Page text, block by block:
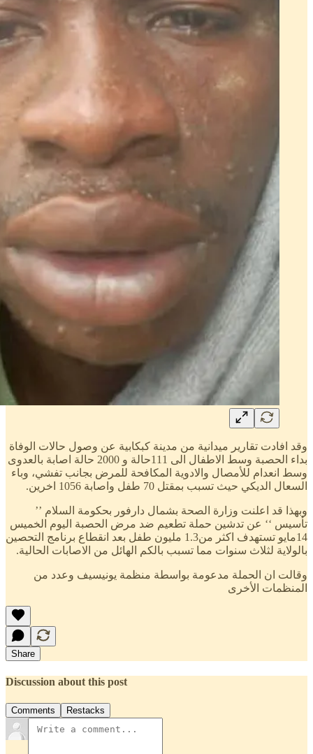
وقد افادت تقارير ميدانية من مدينة كبكابية عن وصول حالات الوفاة
بداء الحصبة وسط الاطفال الى 111حالة و 2000 حالة اصابة بالعدوى
وسط انعدام للأمصال والادوية المكافحة للمرض بجانب تفشي، وباء
السعال الديكي حيث تسبب بمقتل 70 طفل واصابة 1056 اخرين.
وبهذا قد اعلنت وزارة الصحة بشمال دارفور بحكومة السلام ’’
تأسيس ‘‘ عن تدشين حملة تطعيم ضد مرض الحصبة اليوم الخميس
14مايو تستهدف اكثر من1.3 مليون طفل بعد انقطاع برنامج التحصين
بالولاية لثلاث سنوات مما تسبب بالكم الهائل من الاصابات الحالية.
وقالت ان الحملة مدعومة بواسطة منظمة يونيسيف وعدد من
المنظمات الأخرى
Share
Discussion about this post
Comments Restacks